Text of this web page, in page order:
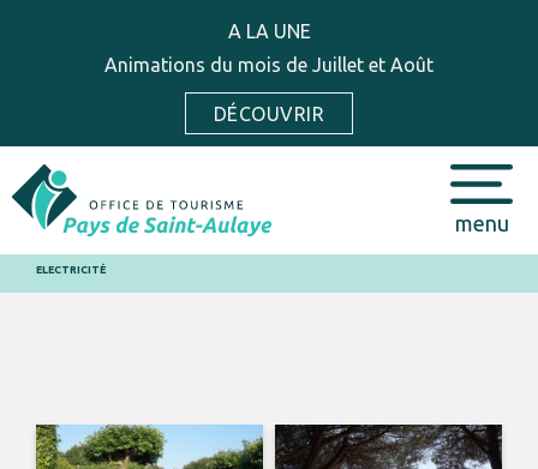
A LA UNE
Animations du mois de Juillet et Août
DÉCOUVRIR
menu
ELECTRICITÉ